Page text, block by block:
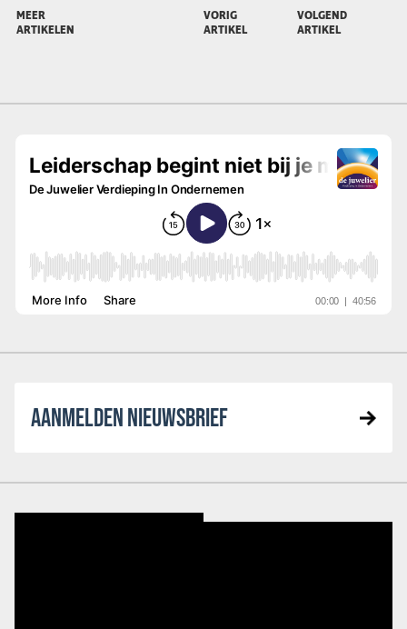
MEER
ARTIKELEN
VORIG
ARTIKEL
VOLGEND
ARTIKEL
AANMELDEN NIEUWSBRIEF